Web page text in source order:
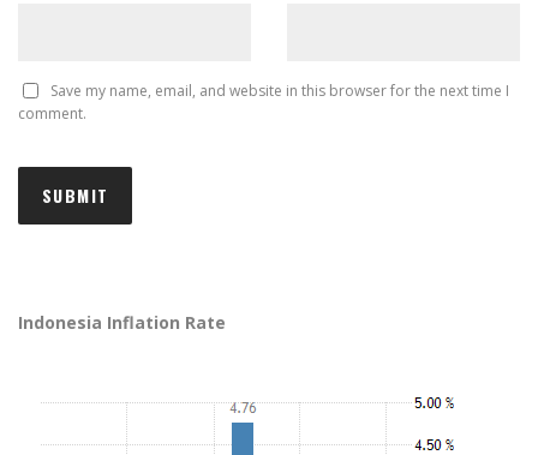
Save my name, email, and website in this browser for the next time I
comment.
Indonesia Inflation Rate